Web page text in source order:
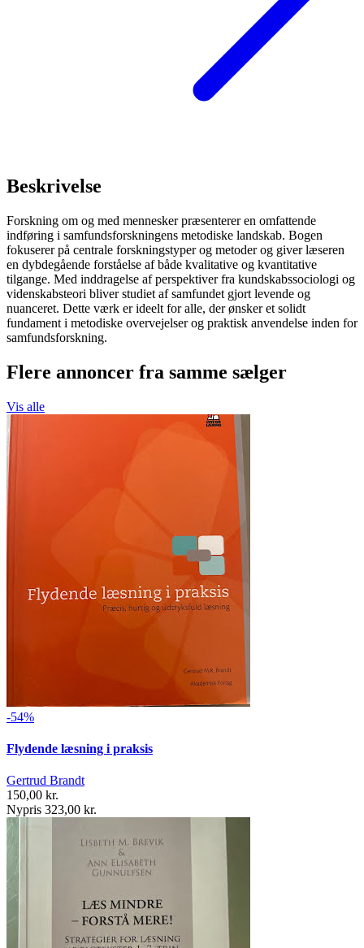
Beskrivelse
Forskning om og med mennesker præsenterer en omfattende
indføring i samfundsforskningens metodiske landskab. Bogen
fokuserer på centrale forskningstyper og metoder og giver læseren
en dybdegående forståelse af både kvalitative og kvantitative
tilgange. Med inddragelse af perspektiver fra kundskabssociologi og
videnskabsteori bliver studiet af samfundet gjort levende og
nuanceret. Dette værk er ideelt for alle, der ønsker et solidt
fundament i metodiske overvejelser og praktisk anvendelse inden for
samfundsforskning.
Flere annoncer fra samme sælger
Vis alle
-54%
Flydende læsning i praksis
Gertrud Brandt
150,00 kr.
Nypris 323,00 kr.